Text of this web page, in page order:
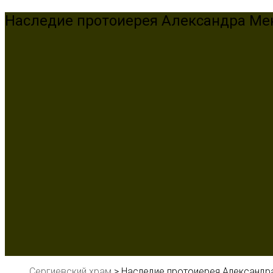
Наследие протоиерея Александра